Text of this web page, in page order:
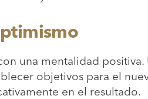
una mentalidad
objetivos para el
en el resultado.